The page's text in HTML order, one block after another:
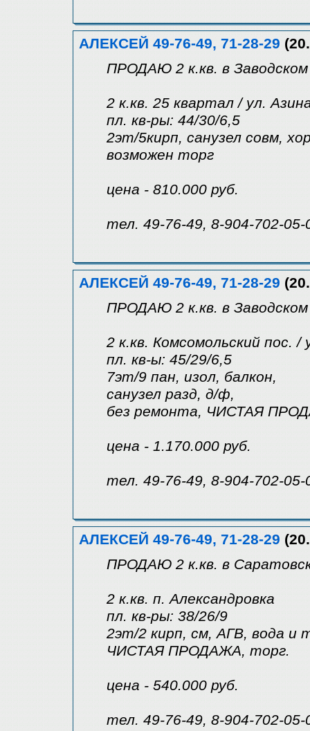
АЛЕКСЕЙ 49-76-49, 71-28-29
ПРОДАЮ 2 к.кв. в Заводском
2 к.кв. 25 квартал / ул.
пл. кв-ры: 44/30/6,5
2эт/5кирп, санузел совм,
возможен торг
цена - 810.000 руб.
тел. 49-76-49, 8-904-702-05-
АЛЕКСЕЙ 49-76-49, 71-28-29
ПРОДАЮ 2 к.кв. в Заводском
2 к.кв. Комсомольский пос. /
пл. кв-ы: 45/29/6,5
7эт/9 пан, изол, балкон,
санузел разд, д/ф,
без ремонта, ЧИСТАЯ
цена - 1.170.000 руб.
тел. 49-76-49, 8-904-702-05-
АЛЕКСЕЙ 49-76-49, 71-28-29
ПРОДАЮ 2 к.кв. в
2 к.кв. п. Александровка
пл. кв-ры: 38/26/9
2эт/2 кирп, см, АГВ, вода и
ЧИСТАЯ ПРОДАЖА, торг.
цена - 540.000 руб.
тел. 49-76-49, 8-904-702-05-